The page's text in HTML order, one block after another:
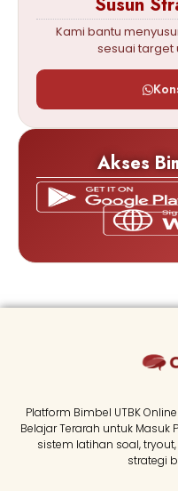
Kami bantu
sesuai target
Akses
Platform Bimbel UTBK
Belajar Terarah untuk Masuk
sistem latihan soal,
strategi